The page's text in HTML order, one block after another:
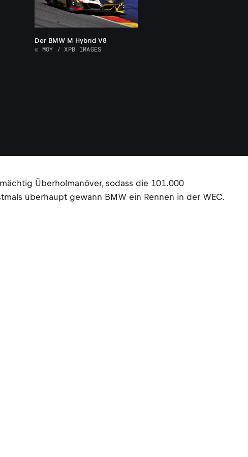
Der BMW M Hybrid V8
© MOY / XPB IMAGES
Überholmanöver, sodass die 101.000
überhaupt gewann BMW ein Rennen in der WEC.